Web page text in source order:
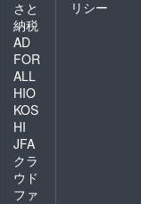
さと
納税
AD
FOR
ALL
HIO
KOS
HI
JFA
クラ
ウド
ファ
リシー